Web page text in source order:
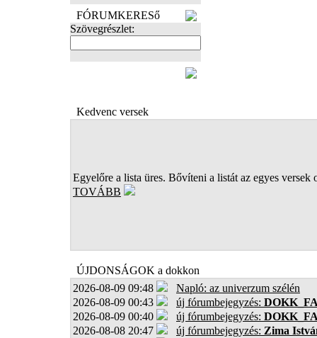
FÓRUMKERESő
Szövegrészlet:
Kedvenc versek
Egyelőre a lista üres. Bővíteni a listát az egyes versek
TOVÁBB
ÚJDONSÁGOK a dokkon
2026-08-09 09:48
Napló: az univerzum szélén
2026-08-09 00:43
új fórumbejegyzés:
2026-08-09 00:40
új fórumbejegyzés:
2026-08-08 20:47
új fórumbejegyzés: Zima